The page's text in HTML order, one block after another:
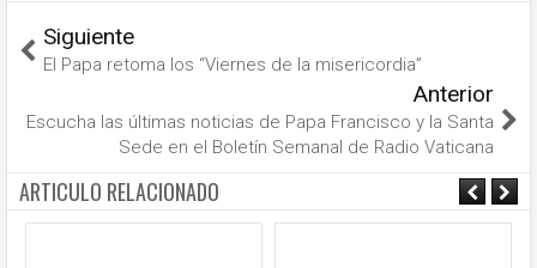
Siguiente
El Papa retoma los “Viernes de la misericordia”
Anterior
Escucha las últimas noticias de Papa Francisco y la Santa
Sede en el Boletín Semanal de Radio Vaticana
ARTICULO RELACIONADO